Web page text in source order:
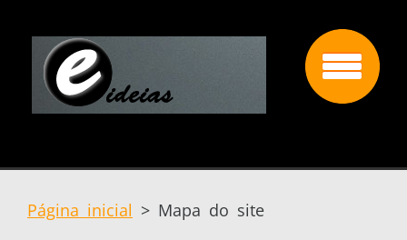
Página inicial > Mapa do site